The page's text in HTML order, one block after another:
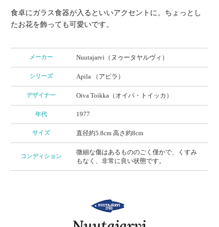
食卓にガラス食器が入るといいアクセントに。ちょっとし
たお花を飾っても可愛いです。
メーカー Nuutajarvi（ヌゥータヤルヴィ）
シリーズ Apila （アピラ）
デザイナー Oiva Toikka（オイバ・トイッカ）
年代 1977
サイズ 直径約5.8cm 高さ約8cm
コンディション
微細な傷はあるもののごく僅かで、くすみ
もなく、非常に良い状態です。